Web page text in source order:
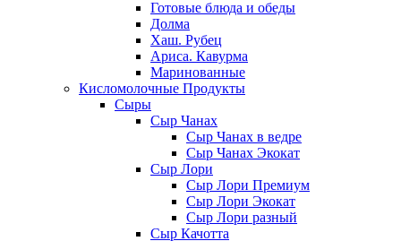
Готовые блюда и обеды
Долма
Хаш. Рубец
Ариса. Кавурма
Маринованные
Кисломолочные Продукты
Сыры
Сыр Чанах
Сыр Чанах в ведре
Сыр Чанах Экокат
Сыр Лори
Сыр Лори Премиум
Сыр Лори Экокат
Сыр Лори разный
Сыр Качотта